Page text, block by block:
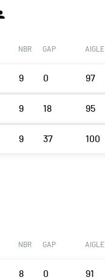
NBR GAP AIGLE
9 0 97
9 18 95
9 37 100
NBR GAP AIGLE
8 0 91